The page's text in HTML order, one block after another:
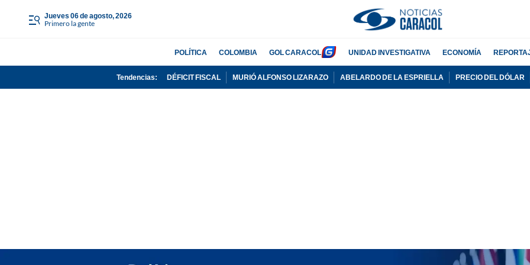
jueves 06 de agosto, 2026
Primero la gente
POLÍTICA COLOMBIA GOL CARACOL UNIDAD INVESTIGATIVA ECONOMÍA
Tendencias: DÉFICIT FISCAL MURIÓ ALFONSO LIZARAZO ABELARDO DE LA ESPRIELLA PRECIO DEL DÓLAR